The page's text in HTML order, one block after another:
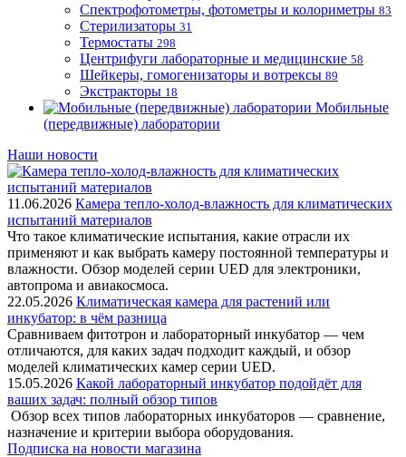
Спектрофотометры, фотометры и колориметры 83
Стерилизаторы 31
Термостаты 298
Центрифуги лабораторные и медицинские 58
Шейкеры, гомогенизаторы и вотрексы 89
Экстракторы 18
Мобильные
(передвижные) лаборатории
Наши новости
11.06.2026 Камера тепло-холод-влажность для климатических
испытаний материалов
Что такое климатические испытания, какие отрасли их
применяют и как выбрать камеру постоянной температуры и
влажности. Обзор моделей серии UED для электроники,
автопрома и авиакосмоса.
22.05.2026 Климатическая камера для растений или
инкубатор: в чём разница
Сравниваем фитотрон и лабораторный инкубатор — чем
отличаются, для каких задач подходит каждый, и обзор
моделей климатических камер серии UED.
15.05.2026 Какой лабораторный инкубатор подойдёт для
ваших задач: полный обзор типов
Обзор всех типов лабораторных инкубаторов — сравнение,
назначение и критерии выбора оборудования.
Подписка на новости магазина